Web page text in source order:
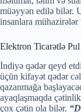
müəyyən edilə bilər.
insanlara
Elektron Ticarətlə
İndiyə qədər qeyd
üçün kifayət qədər
qazanmağa
ayaqlaşmaqda
çox çətin ola bilər.